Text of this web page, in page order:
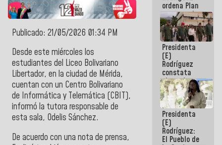
Publicado: 21/05/2026 01:34 PM
Desde este miércoles los
estudiantes del Liceo Bolivariano
Libertador, en la ciudad de Mérida,
cuentan con un Centro Bolivariano
de Informática y Telemática (CBIT),
informó la tutora responsable de
esta sala, Odelis Sánchez.
De acuerdo con una nota de prensa,
ordena Plan
maestro de
desarrollo
logístico y
turístico
para La
Guaira
Presidenta
(E)
Rodríguez
constata
obras de
rehabilitación
de Escuela
Militar de
Mamo en La
Guaira
Presidenta
(E)
Rodríguez:
El Pueblo de